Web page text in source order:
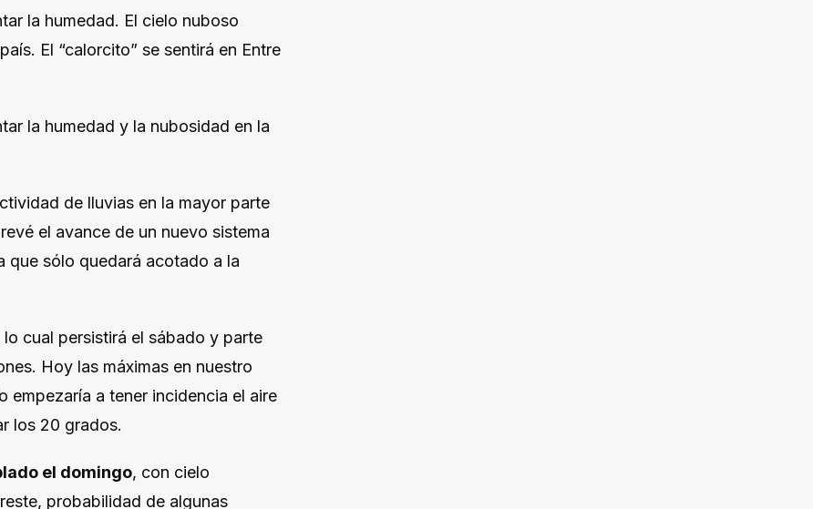
la humedad. El cielo nuboso
El “calorcito” se sentirá en Entre
la humedad y la nubosidad en la
de lluvias en la mayor parte
el avance de un nuevo sistema
que sólo quedará acotado a la
cual persistirá el sábado y parte
Hoy las máximas en nuestro
empezaría a tener incidencia el aire
los 20 grados.
el domingo, con cielo
probabilidad de algunas